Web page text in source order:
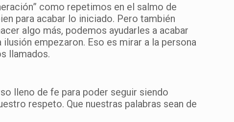
como repetimos en el salmo de
para acabar lo iniciado. Pero también
algo más, podemos ayudarles a acabar
empezaron. Eso es mirar a la persona
llamados.
lleno de fe para poder seguir siendo
respeto. Que nuestras palabras sean de